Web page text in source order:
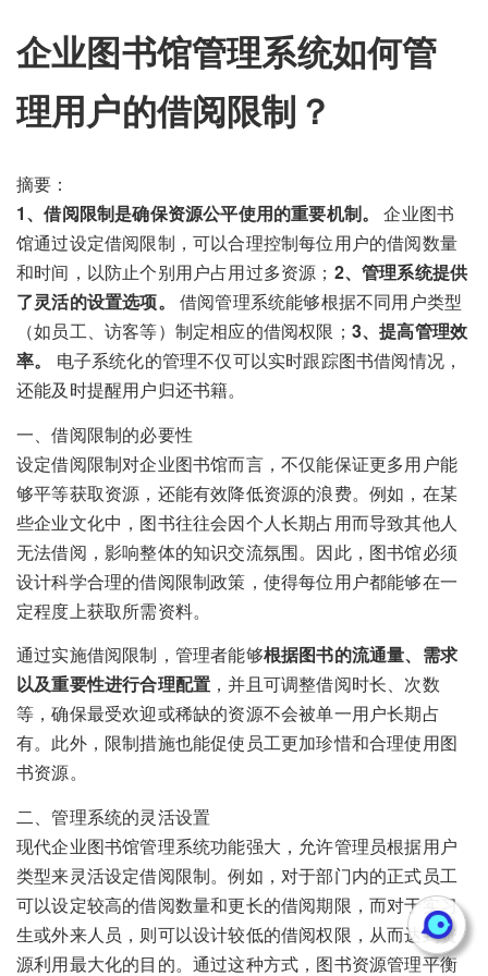
企业图书馆管理系统如何管
理用户的借阅限制？
摘要：
1、借阅限制是确保资源公平使用的重要机制。
企业图书
馆通过设定借阅限制，可以合理控制每位用户的借阅数量
和时间，以防止个别用户占用过多资源； 2、管理系统提供
了灵活的设置选项。
借阅管理系统能够根据不同用户类型
（如员工、访客等）制定相应的借阅权限； 3、提高管理效
率。
电子系统化的管理不仅可以实时跟踪图书借阅情况，
还能及时提醒用户归还书籍。
一、借阅限制的必要性
设定借阅限制对企业图书馆而言，不仅能保证更多用户能
够平等获取资源，还能有效降低资源的浪费。例如，在某
些企业文化中，图书往往会因个人长期占用而导致其他人
无法借阅，影响整体的知识交流氛围。因此，图书馆必须
设计科学合理的借阅限制政策，使得每位用户都能够在一
定程度上获取所需资料。
通过实施借阅限制，管理者能够根据图书的流通量、需求
以及重要性进行合理配置 ，并且可调整借阅时长、次数
等，确保最受欢迎或稀缺的资源不会被单一用户长期占
有。此外，限制措施也能促使员工更加珍惜和合理使用图
书资源。
二、管理系统的灵活设置
现代企业图书馆管理系统功能强大，允许管理员根据用户
类型来灵活设定借阅限制。例如，对于部门内的正式员工
可以设定较高的借阅数量和更长的借阅期限，而对于实习
生或外来人员，则可以设计较低的借阅权限，从而达到资
源利用最大化的目的。通过这种方式，图书资源管理平衡